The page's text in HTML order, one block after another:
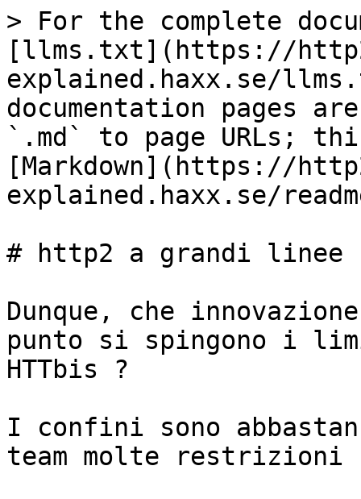
> For the complete
[llms.txt](https://
explained.haxx.se/
documentation pages
`.md` to page URLs;
[Markdown](https://
explained.haxx.se/
# http2 a grandi linee
Dunque, che
punto si spingono i
HTTbis ?
I confini sono
team molte